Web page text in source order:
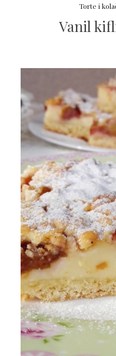
Torte i
Vanil